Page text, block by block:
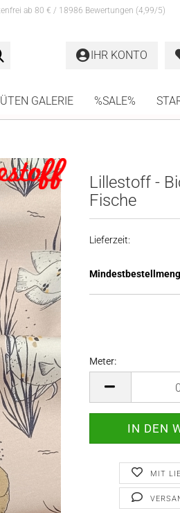
ab 80 € / 18986 Bewertungen (4,99/5)
IHR KONTO
GALERIE %SALE%
Lillestoff -
Fische
Lieferzeit:
Meter:
Meter
MIT